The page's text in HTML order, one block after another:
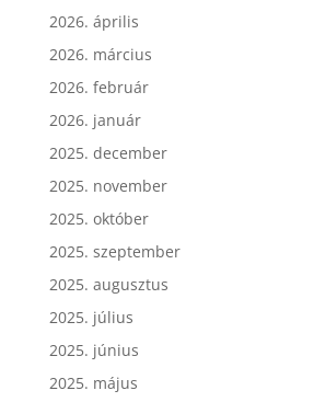
2026. április
2026. március
2026. február
2026. január
2025. december
2025. november
2025. október
2025. szeptember
2025. augusztus
2025. július
2025. június
2025. május